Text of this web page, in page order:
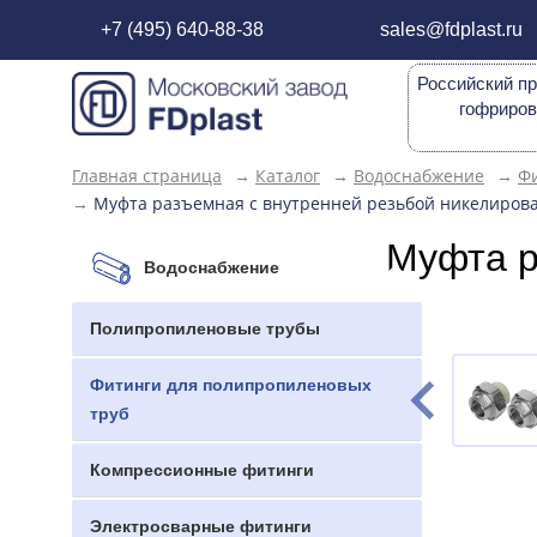
+7 (495) 640-88-38 sales@fdplast.ru
Российский
Главная страница → Каталог → Водоснабжение →
→ Муфта разъемная с внутренней резьбой
Водоснабжение
Полипропиленовые трубы
Фитинги для полипропиленовых
труб
Компрессионные фитинги
Электросварные фитинги
Муфта